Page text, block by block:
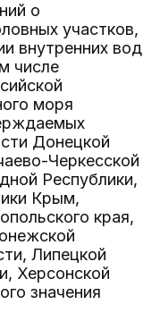
о
участков,
внутренних вод
числе
моря
Донецкой
Черкесской
Республики,
Крым,
края,
Липецкой
Херсонской
значения